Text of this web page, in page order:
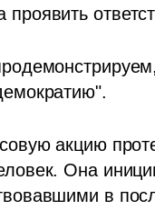
акцию
Она
в